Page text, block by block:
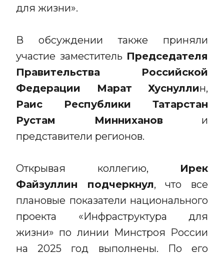
для жизни».
В обсуждении также приняли
участие заместитель Председателя
Правительства Российской
Федерации Марат Хуснуллин,
Раис Республики Татарстан
Рустам Минниханов и
представители регионов.
Открывая коллегию, Ирек
Файзуллин подчеркнул, что все
плановые показатели национального
проекта «Инфраструктура для
жизни» по линии Минстроя России
на 2025 год выполнены. По его